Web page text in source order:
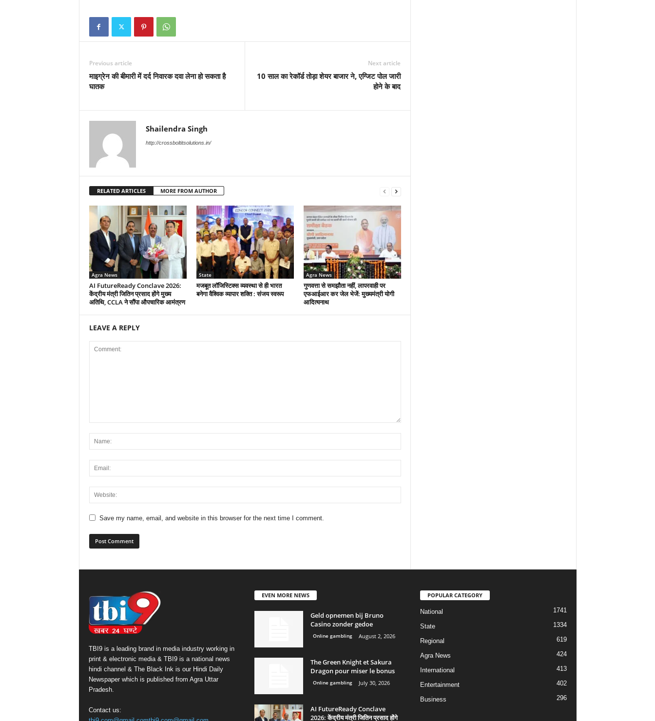
Previous article
माइग्रेन की बीमारी में दर्द निवारक दवा लेना हो सकता है
घातक
Next article
10 साल का रेकॉर्ड तोड़ा शेयर बाजार ने, एग्जिट पोल जारी
होने के बाद
Shailendra Singh
http://crossboltitsolutions.in/
RELATED ARTICLES MORE FROM AUTHOR
Agra News
AI FutureReady Conclave 2026:
केंद्रीय मंत्री जितिन प्रसाद होंगे मुख्य
अतिथि, CCLA ने सौंपा औपचारिक आमंत्रण
State
मजबूत लॉजिस्टिक्स व्यवस्था से ही भारत
बनेगा वैश्विक व्यापार शक्ति : संजय स्वरूप
Agra News
गुणवत्ता से समझौता नहीं, लापरवाही पर
एफआईआर कर जेल भेजें: मुख्यमंत्री योगी
आदित्यनाथ
LEAVE A REPLY
Save my name, email, and website in this browser for the next time I comment.
TBI9 is a leading brand in media industry working in
print & electronic media & TBI9 is a national news
hindi channel & The Black Ink is our Hindi Daily
Newspaper which is published from Agra Uttar
Pradesh.
Contact us:
EVEN MORE NEWS
Geld opnemen bij Bruno
Casino zonder gedoe
Online gambling August 2, 2026
The Green Knight et Sakura
Dragon pour miser le bonus
Online gambling July 30, 2026
AI FutureReady Conclave
2026: केंद्रीय मंत्री जितिन प्रसाद होंगे
POPULAR CATEGORY
National 1741
State 1334
Regional 619
Agra News 424
International 413
Entertainment 402
Business 296